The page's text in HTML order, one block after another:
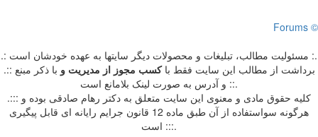
Forums ©
.: مسئوليت مطالب، تبليغات و محصولات ديگر سايتها به عهده خودشان است :.
.:: برداشت از مطالب اين سايت فقط باکسب مجوز از مدیریت و با ذکر مبنع
و آدرس به صورت لینک بلامانع است ::.
.::: کلیه حقوق مادی و معنوی این سایت متعلق به دکتر رهام صادقی بوده و
هرگونه سواستفاده از آن طبق ماده 12 قانون جرایم رایانه ای قابل پیگیری
است :::.